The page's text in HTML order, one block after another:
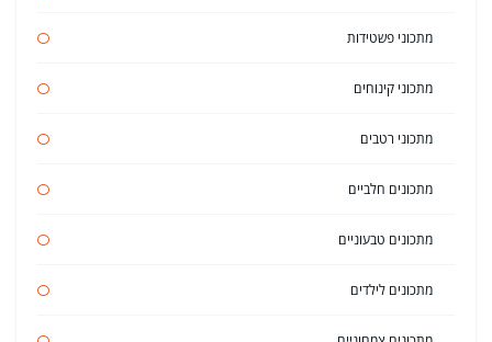
מתכוני פשטידות
מתכוני קינוחים
מתכוני רטבים
מתכונים חלביים
מתכונים טבעוניים
מתכונים לילדים